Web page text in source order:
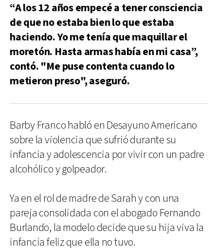
“A los 12 años empecé a tener consciencia
de que no estaba bien lo que estaba
haciendo. Yo me tenía que maquillar el
moretón. Hasta armas había en mi casa”,
contó. "Me puse contenta cuando lo
metieron preso", aseguró.
Barby Franco habló en Desayuno Americano
sobre la violencia que sufrió durante su
infancia y adolescencia por vivir con un padre
alcohólico y golpeador.
Ya en el rol de madre de Sarah y con una
pareja consolidada con el abogado Fernando
Burlando, la modelo decide que su hija viva la
infancia feliz que ella no tuvo.